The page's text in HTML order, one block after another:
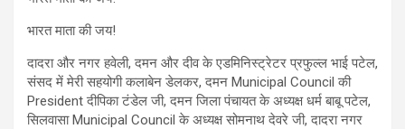
भारत माता की जय!
दादरा और नगर हवेली, दमन और दीव के एडमिनिस्ट्रेटर प्रफुल्ल भाई पटेल,
संसद में मेरी सहयोगी कलाबेन डेलकर, दमन Municipal Council की
President दीपिका टंडेल जी, दमन जिला पंचायत के अध्यक्ष धर्म बाबू पटेल,
सिलवासा Municipal Council के अध्यक्ष सोमनाथ देवरे जी, दादरा नगर